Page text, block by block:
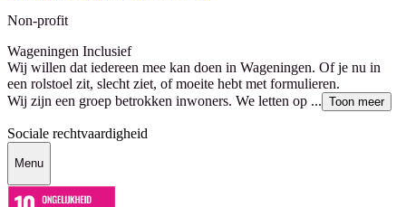
Non-profit
Wageningen Inclusief
Wij willen dat iedereen mee kan doen in Wageningen. Of je nu in
een rolstoel zit, slecht ziet, of moeite hebt met formulieren.
Wij zijn een groep betrokken inwoners. We letten op ... Toon meer
Sociale rechtvaardigheid
Menu